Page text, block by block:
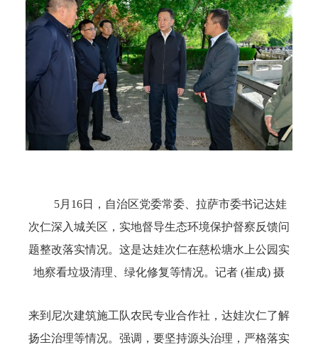
5月16日，自治区党委常委、拉萨市委书记达娃
次仁深入城关区，实地督导生态环境保护督察反馈问
题整改落实情况。这是达娃次仁在慈松塘水上公园实
地察看垃圾清理、绿化修复等情况。记者 (崔成) 摄
来到尼次建筑施工队农民专业合作社，达娃次仁了解
扬尘治理等情况。强调，要坚持源头治理，严格落实